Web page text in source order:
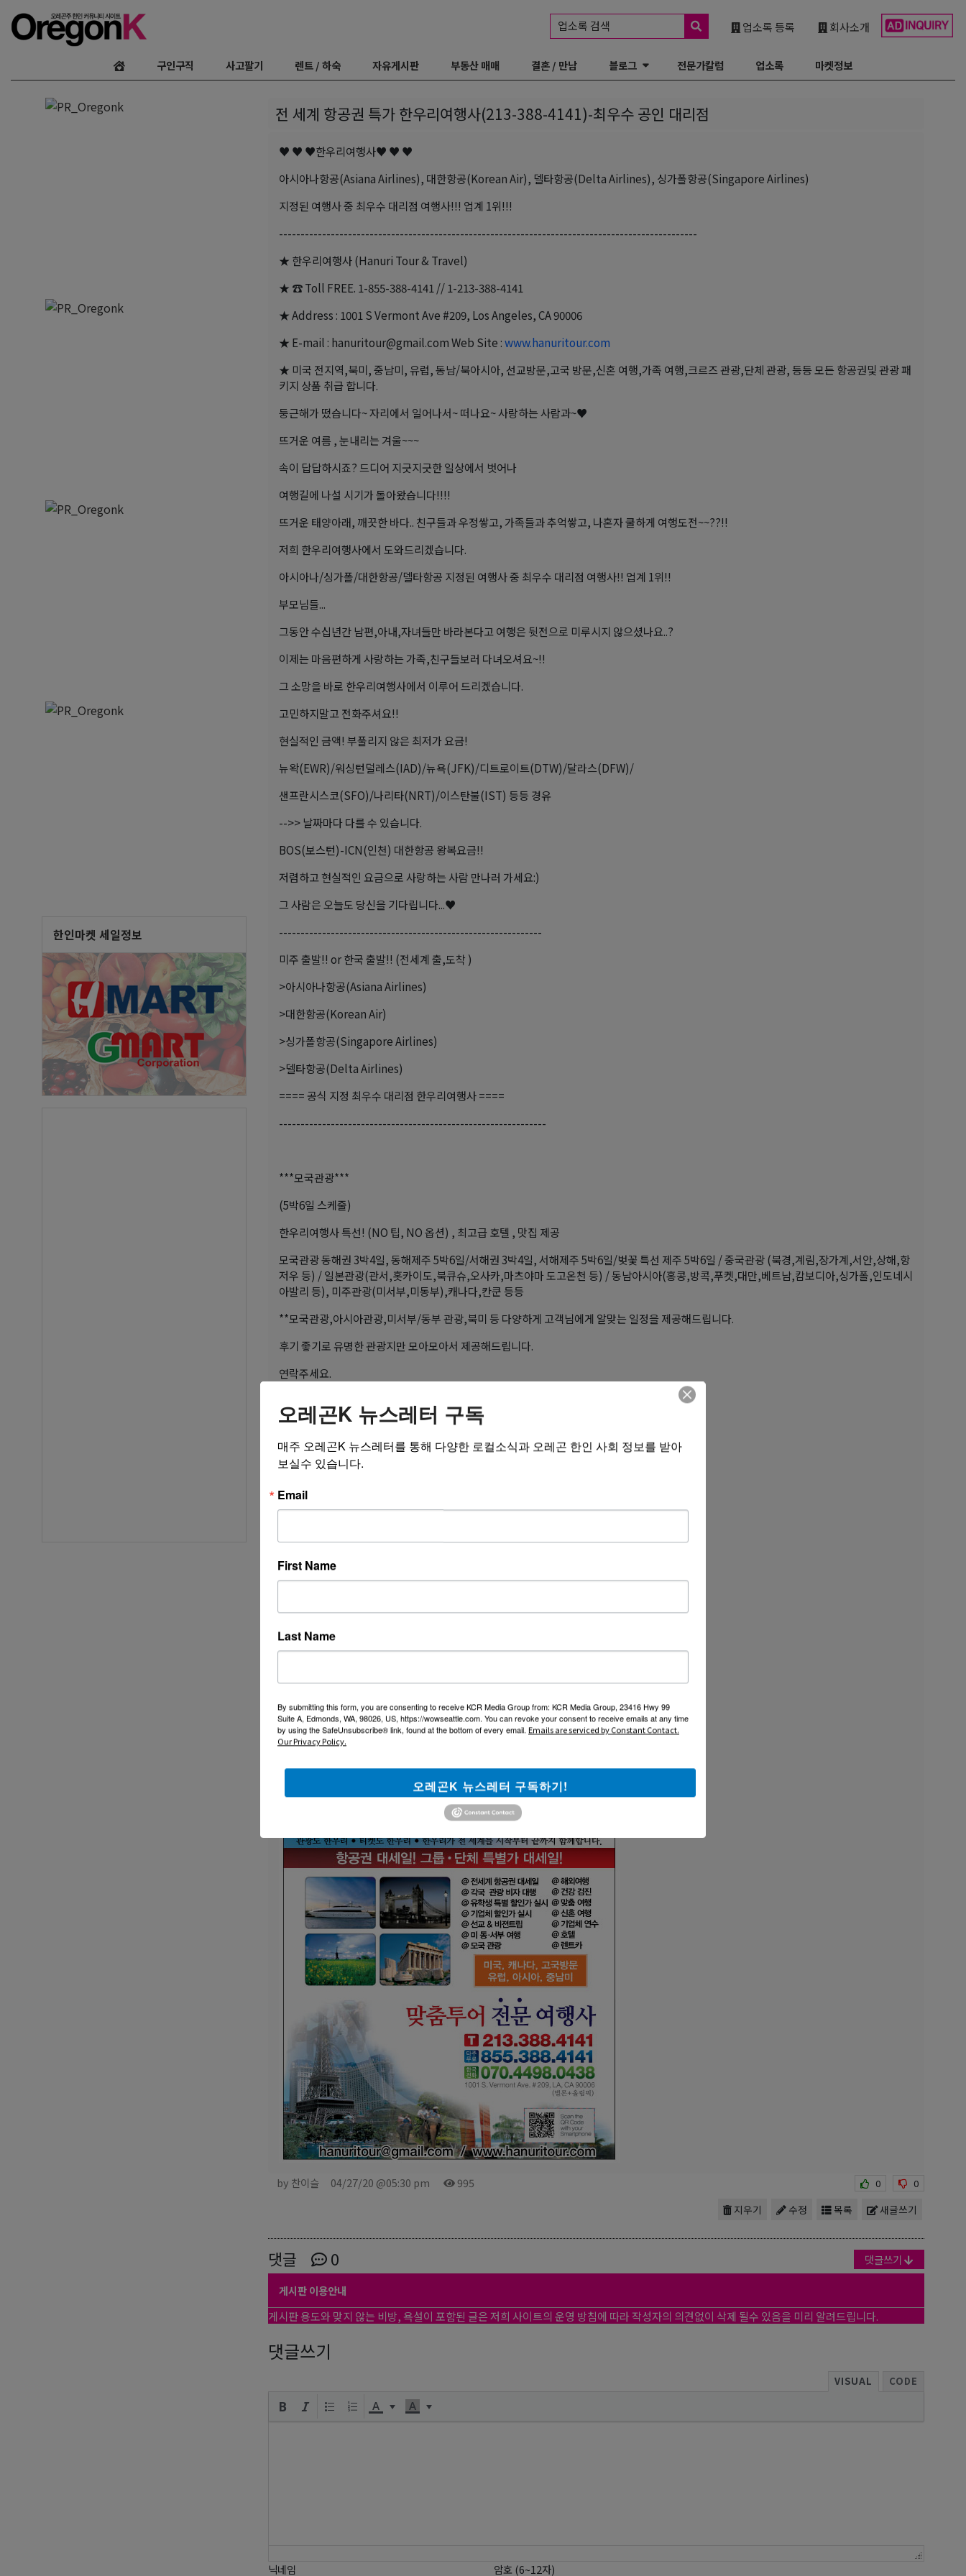
회사소개
업소록 등록
업소록 검색
구인구직 사고팔기 렌트 / 하숙 자유게시판 부동산 매매 결혼 / 만남 블로그 전문가칼럼 업소록 마켓정보
한인마켓 세일정보
전 세계 항공권 특가 한우리여행사(213-388-4141)-최우수 공인 대리점
♥ ♥ ♥한우리여행사♥ ♥ ♥
아시아나항공(Asiana Airlines), 대한항공(Korean Air), 델타항공(Delta Airlines), 싱가폴항공(Singapore Airlines)
지정된 여행사 중 최우수 대리점 여행사!!! 업계 1위!!!
-------------------------------------------------------------------------------------------------
★ 한우리여행사 (Hanuri Tour & Travel)
★ ☎ Toll FREE. 1-855-388-4141 // 1-213-388-4141
★ Address : 1001 S Vermont Ave #209, Los Angeles, CA 90006
★ E-mail : hanuritour@gmail.com Web Site :www.hanuritour.com
★ 미국 전지역,북미, 중남미, 유럽, 동남/북아시아, 선교방문,고국 방문,신혼 여행,가족 여행,크르즈 관광,단체 관광, 등등 모든 항공권및 관광 패
키지 상품 취급 합니다.
둥근해가 떴습니다~ 자리에서 일어나서~ 떠나요~ 사랑하는 사람과~♥
뜨거운 여름 , 눈내리는 겨울~~~
속이 답답하시죠? 드디어 지긋지긋한 일상에서 벗어나
여행길에 나설 시기가 돌아왔습니다!!!!
뜨거운 태양아래, 깨끗한 바다.. 친구들과 우정쌓고, 가족들과 추억쌓고, 나혼자 쿨하게 여행도전~~??!!
저희 한우리여행사에서 도와드리겠습니다.
아시아나/싱가폴/대한항공/델타항공 지정된 여행사 중 최우수 대리점 여행사!! 업계 1위!!
부모님들...
그동안 수십년간 남편,아내,자녀들만 바라본다고 여행은 뒷전으로 미루시지 않으셨나요..?
이제는 마음편하게 사랑하는 가족,친구들보러 다녀오셔요~!!
그 소망을 바로 한우리여행사에서 이루어 드리겠습니다.
고민하지말고 전화주셔요!!
현실적인 금액! 부풀리지 않은 최저가 요금!
뉴왁(EWR)/워싱턴덜레스(IAD)/뉴욕(JFK)/디트로이트(DTW)/달라스(DFW)/
샌프란시스코(SFO)/나리타(NRT)/이스탄불(IST) 등등 경유
-->> 날짜마다 다를 수 있습니다.
BOS(보스턴)-ICN(인천) 대한항공 왕복요금!!
저렴하고 현실적인 요금으로 사랑하는 사람 만나러 가세요:)
그 사람은 오늘도 당신을 기다립니다...♥
-------------------------------------------------------------
미주 출발!! or 한국 출발!! (전세계 출,도착 )
>아시아나항공(Asiana Airlines)
>대한항공(Korean Air)
>싱가폴항공(Singapore Airlines)
>델타항공(Delta Airlines)
==== 공식 지정 최우수 대리점 한우리여행사 ====
--------------------------------------------------------------
***모국관광***
(5박6일 스케줄)
한우리여행사 특선! (NO 팁, NO 옵션) , 최고급 호텔 , 맛집 제공
모국관광 동해권 3박4일, 동해제주 5박6일/서해권 3박4일, 서해제주 5박6일/벚꽃 특선 제주 5박6일 / 중국관광 (북경,계림,장가계,서안,상해,항
저우 등) / 일본관광(관서,홋카이도,북큐슈,오사카,마츠야마 도고온천 등) / 동남아시아(홍콩,방콕,푸켓,대만,베트남,캄보디아,싱가폴,인도네시
아발리 등), 미주관광(미서부,미동부),캐나다,칸쿤 등등
**모국관광,아시아관광,미서부/동부 관광,북미 등 다양하게 고객님에게 알맞는 일정을 제공해드립니다.
후기 좋기로 유명한 관광지만 모아모아서 제공해드립니다.
연락주세요.
★ 한우리여행사 (Hanuri Tour & Travel)
★ ☎ Toll FREE. 1-855-388-4141 // 1-213-388-4141
★ E-mail : hanuritour@gmail.com Web Site:www.hanuritour.com
* 전 세계 관광 패키지 상품 판매 합니다.
---------------------------------------------------------------------------------
저희 한우리여행사를 이용해주신 분들, 그리고 앞으로 이용해주실 고객님들께
by 찬이슬 04/27/20 @05:30 pm 995 0 0
새글쓰기
목록
수정
지우기
댓글 0 댓글쓰기
게시판 이용안내
게시판 용도와 맞지 않는 비방, 욕설이 포함된 글은 저희 사이트의 운영 방침에 따라 작성자의 의견없이 삭제 될수 있음을 미리 알려드립니다.
댓글쓰기
VISUAL CODE
닉네임 암호 (6~12자)
오레곤K 뉴스레터 구독
매주 오레곤K 뉴스레터를 통해 다양한 로컬소식과 오레곤 한인 사회 정보를 받아
보실수 있습니다.
Email
First Name
Last Name
By submitting this form, you are consenting to receive KCR Media Group from: KCR Media Group, 23416 Hwy 99
Suite A, Edmonds, WA, 98026, US, https://wowseattle.com. You can revoke your consent to receive emails at any time
by using the SafeUnsubscribe® link, found at the bottom of every email. Emails are serviced by Constant Contact.
Our Privacy Policy.
오레곤K 뉴스레터 구독하기!